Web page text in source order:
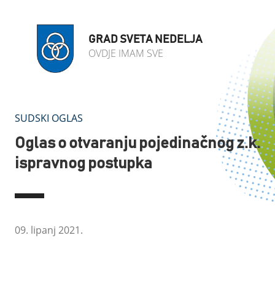
GRAD SVETA NEDELJA
OVDJE IMAM SVE
SUDSKI OGLAS
Oglas o otvaranju pojedinačnog z.k.
ispravnog postupka
09. lipanj 2021.